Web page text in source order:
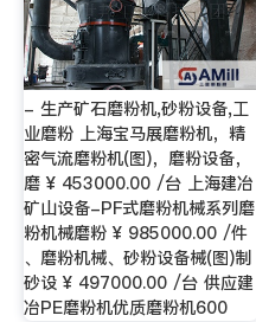
- 生产矿石磨粉机,砂粉设备,工
业磨粉 上海宝马展磨粉机，精
密气流磨粉机(图)，磨粉设备，
磨 ¥ 453000.00 /台 上海建冶
矿山设备-PF式磨粉机械系列磨
粉机械磨粉 ¥ 985000.00 /件
、磨粉机械、砂粉设备械(图)制
砂设 ¥ 497000.00 /台 供应建
冶PE磨粉机优质磨粉机600